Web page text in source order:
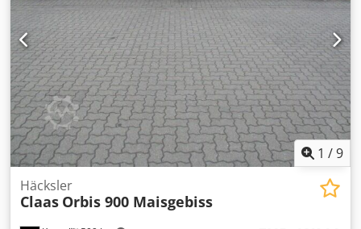
1 /9
Häcksler
Claas Orbis 900 Maisgebiss